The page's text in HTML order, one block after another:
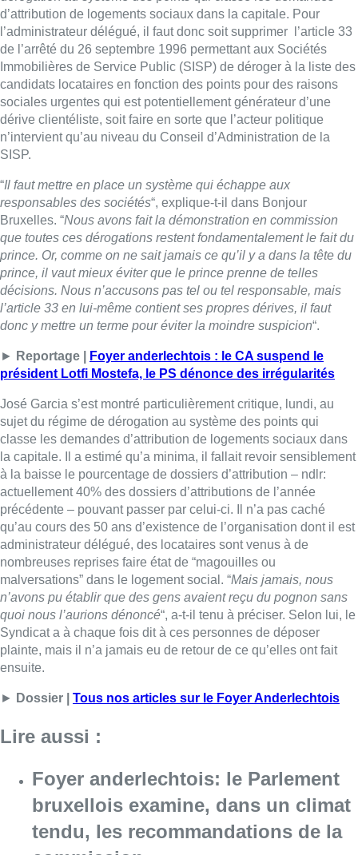
Bruxelles. “ Nous avons fait la démonstration en commission
que toutes ces dérogations restent fondamentalement le fait du
prince. Or, comme on ne sait jamais ce qu’il y a dans la tête du
prince, il vaut mieux éviter que le prince prenne de telles
décisions. Nous n’accusons pas tel ou tel responsable, mais
l’article 33 en lui-même contient ses propres dérives, il faut
donc y mettre un terme pour éviter la moindre suspicion“.
►Reportage |Foyer anderlechtois : le CA suspend le
président Lotfi Mostefa, le PS dénonce des irrégularités
José Garcia s’est montré particulièrement critique, lundi, au
sujet du régime de dérogation au système des points qui
classe les demandes d’attribution de logements sociaux dans
la capitale. Il a estimé qu’a minima, il fallait revoir sensiblement
à la baisse le pourcentage de dossiers d’attribution – ndlr:
actuellement 40% des dossiers d’attributions de l’année
précédente – pouvant passer par celui-ci. Il n’a pas caché
qu’au cours des 50 ans d’existence de l’organisation dont il est
administrateur délégué, des locataires sont venus à de
malversations” dans le logement social. “Mais jamais, nous
n’avons pu établir que des gens avaient reçu du pognon sans
quoi nous l’aurions dénoncé“, a-t-il tenu à préciser. Selon lui, le
Syndicat a à chaque fois dit à ces personnes de déposer
plainte, mais il n’a jamais eu de retour de ce qu’elles ont fait
ensuite.
►Dossier |Tous nos articles sur le Foyer Anderlechtois
Lire aussi :
Foyer anderlechtois: le Parlement
bruxellois examine, dans un climat
tendu, les recommandations de la
commission